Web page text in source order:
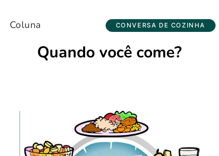
Coluna CONVERSA DE COZINHA
Quando você come?